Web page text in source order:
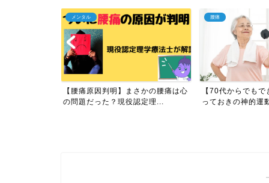
腰痛
【70代からでもできる】腰痛にと
っておきの神的運動とは？...
ダイエット
【見ないと損】
る！理学療法士が